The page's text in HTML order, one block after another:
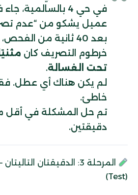
في حي 4 بالسالمية،
عميل يشكو من “عدم
بعد 40 ثانية من
خرطوم التصريف كان
تحت الغسالة.
لم يكن هناك أي عطل.
خاطئ.
تم حل المشكلة في أقل
دقيقتين.
المرحلة 3: الدقيقتان
(Test)